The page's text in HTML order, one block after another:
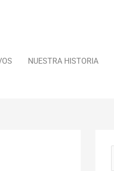
NUESTRA HISTORIA